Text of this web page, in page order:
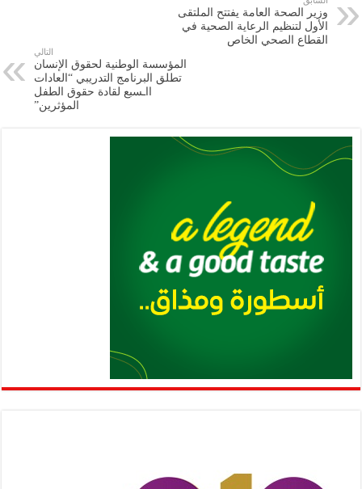
Li
n
k
A
p
وزير الصحة العامة يفتتح الملتقى
الأول لتنظيم الرعاية الصحية في
القطاع الصحي الخاص
التالي
المؤسسة الوطنية لحقوق الإنسان
تطلق البرنامج التدريبي “العادات
ااـسبع لقادة حقوق الطفل
المؤثرين”